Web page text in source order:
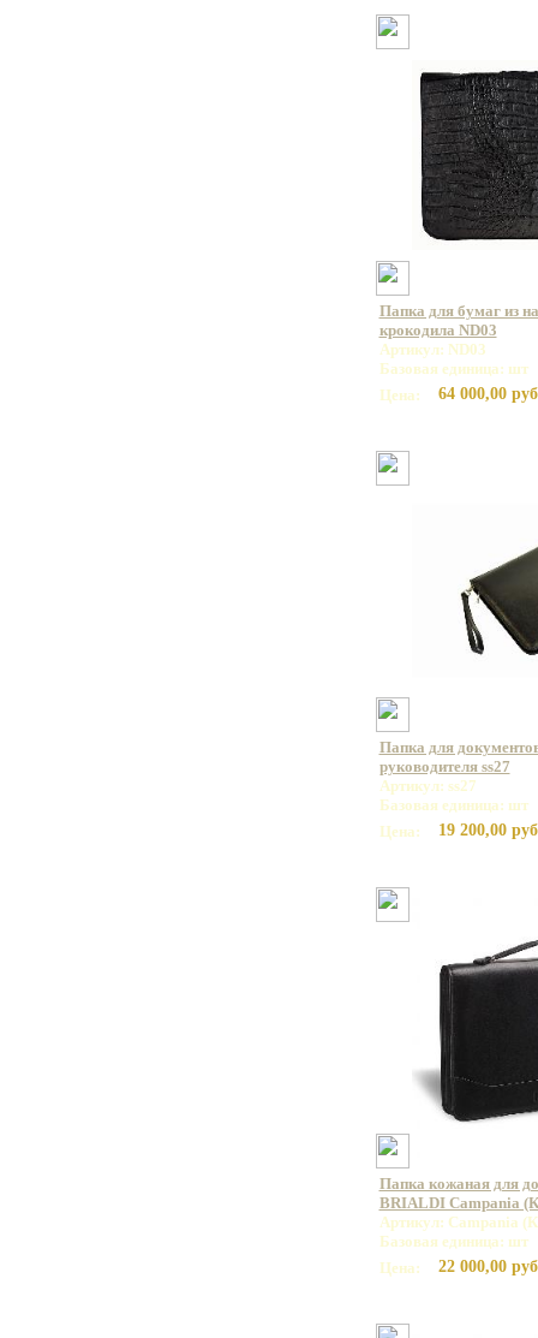
Папка для бумаг из
крокодила ND03
Артикул: ND03
Базовая единица: шт
Цена:
64 000,00
Папка для
руководителя ss27
Артикул: ss27
Базовая единица: шт
Цена:
19 200,00
Папка кожаная для
BRIALDI Campania
Артикул: Campania
Базовая единица: шт
Цена:
22 000,00